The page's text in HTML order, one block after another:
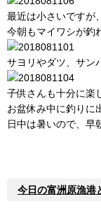
最近は小さいですが
今朝もマイワシが釣
サヨリやダツ、サン
子供さんも十分に楽
お盆休み中に釣りに
日中は暑いので、早
今日の富洲原漁港